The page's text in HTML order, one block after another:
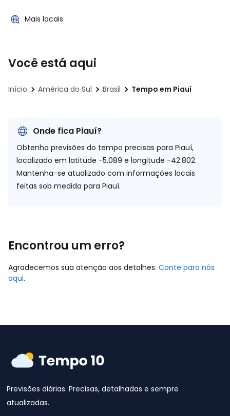
Mais locais
Você está aqui
Início América do Sul Brasil Tempo em Piauí
Onde fica Piauí?
Obtenha previsões do tempo precisas para Piauí,
localizado em latitude -5.089 e longitude -42.802.
Mantenha-se atualizado com informações locais
feitas sob medida para Piauí.
Encontrou um erro?
Agradecemos sua atenção aos detalhes. Conte para nós
aqui.
Previsões diárias. Precisas, detalhadas e sempre
atualizadas.